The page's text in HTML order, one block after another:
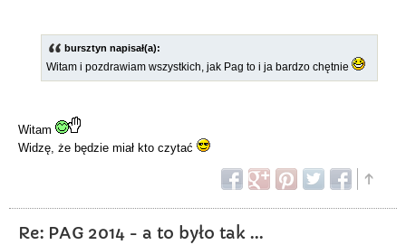
bursztyn napisał(a):
Witam i pozdrawiam wszystkich, jak Pag to i ja bardzo chętnie
Witam
Widzę, że będzie miał kto czytać
Re: PAG 2014 - a to było tak ...